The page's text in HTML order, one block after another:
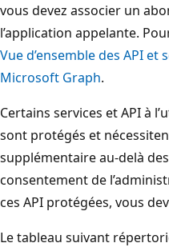
vous devez associer un
l’application appelante.
Vue d’ensemble des API et
Microsoft Graph.
Certains services et API à
sont protégés et
supplémentaire au-delà
consentement de
ces API protégées, vous
Le tableau suivant